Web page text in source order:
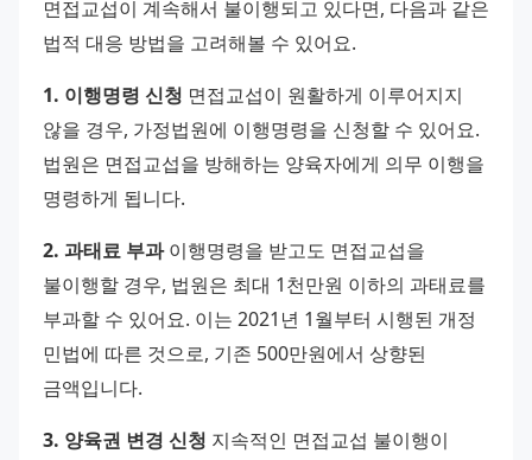
면접교섭이 계속해서 불이행되고 있다면, 다음과 같은
법적 대응 방법을 고려해볼 수 있어요.
1. 이행명령 신청 면접교섭이 원활하게 이루어지지
않을 경우, 가정법원에 이행명령을 신청할 수 있어요.
법원은 면접교섭을 방해하는 양육자에게 의무 이행을
명령하게 됩니다.
2. 과태료 부과 이행명령을 받고도 면접교섭을
불이행할 경우, 법원은 최대 1천만원 이하의 과태료를
부과할 수 있어요. 이는 2021년 1월부터 시행된 개정
민법에 따른 것으로, 기존 500만원에서 상향된
금액입니다.
3. 양육권 변경 신청 지속적인 면접교섭 불이행이